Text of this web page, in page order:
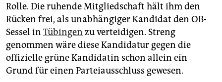
Rolle. Die ruhende Mitgliedschaft hält ihm den
Rücken frei, als unabhängiger Kandidat den OB-
Sessel in Tübingen zu verteidigen. Streng
genommen wäre diese Kandidatur gegen die
offizielle grüne Kandidatin schon allein ein
Grund für einen Parteiausschluss gewesen.